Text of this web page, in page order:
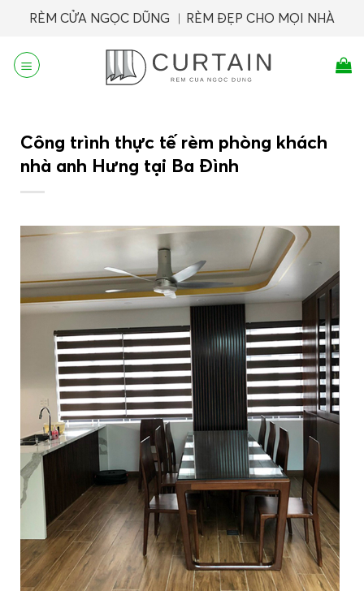
content
RÈM CỬA NGỌC DŨNG ︱RÈM ĐẸP CHO MỌI NHÀ
Công trình thực tế rèm phòng khách
nhà anh Hưng tại Ba Đình